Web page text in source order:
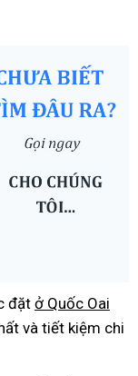
đặt ở Quốc Oai
và tiết kiệm chi